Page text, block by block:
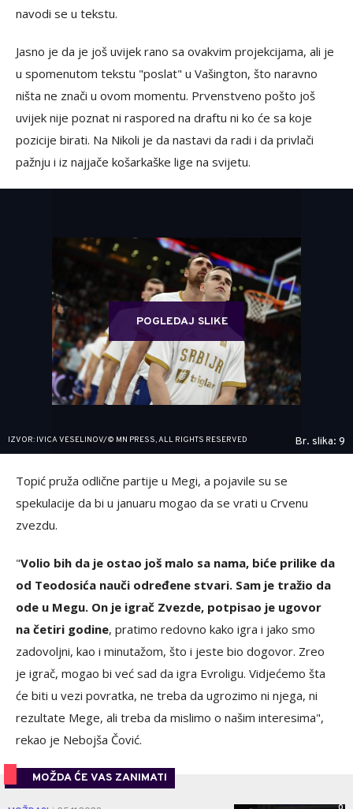
navodi se u tekstu.
Jasno je da je još uvijek rano sa ovakvim projekcijama, ali je
u spomenutom tekstu "poslat" u Vašington, što naravno
ništa ne znači u ovom momentu. Prvenstveno pošto još
uvijek nije poznat ni raspored na draftu ni ko će sa koje
pozicije birati. Na Nikoli je da nastavi da radi i da privlači
pažnju i iz najjače košarkaške lige na svijetu.
POGLEDAJ SLIKE
IZVOR: IVICA VESELINOV/© MN PRESS, ALL RIGHTS RESERVED Br. slika: 9
Topić pruža odlične partije u Megi, a pojavile su se
spekulacije da bi u januaru mogao da se vrati u Crvenu
zvezdu.
"Volio bih da je ostao još malo sa nama, biće prilike da
od Teodosića nauči određene stvari. Sam je tražio da
ode u Megu. On je igrač Zvezde, potpisao je ugovor
na četiri godine, pratimo redovno kako igra i jako smo
zadovoljni, kao i minutažom, što i jeste bio dogovor. Zreo
je igrač, mogao bi već sad da igra Evroligu. Vidjećemo šta
će biti u vezi povratka, ne treba da ugrozimo ni njega, ni
rezultate Mege, ali treba da mislimo o našim interesima",
rekao je Nebojša Čović.
MOŽDA ĆE VAS ZANIMATI